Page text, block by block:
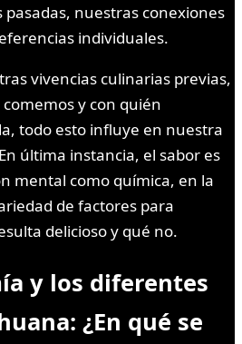
nuestras conexiones
individuales.
vivencias culinarias previas,
y con quién
todo esto influye en nuestra
última instancia, el sabor es
mental como química, en la
de factores para
delicioso y qué no.
y los diferentes
¿En qué se